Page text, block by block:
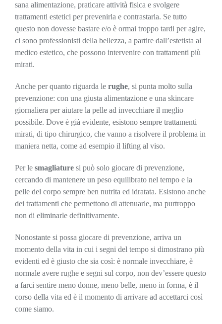
sana alimentazione, praticare attività fisica e svolgere
trattamenti estetici per prevenirla e contrastarla. Se tutto
questo non dovesse bastare e/o è ormai troppo tardi per agire,
ci sono professionisti della bellezza, a partire dall’estetista al
medico estetico, che possono intervenire con trattamenti più
mirati.
Anche per quanto riguarda le rughe, si punta molto sulla
prevenzione: con una giusta alimentazione e una skincare
giornaliera per aiutare la pelle ad invecchiare il meglio
possibile. Dove è già evidente, esistono sempre trattamenti
mirati, di tipo chirurgico, che vanno a risolvere il problema in
maniera netta, come ad esempio il lifting al viso.
Per le smagliature si può solo giocare di prevenzione,
cercando di mantenere un peso equilibrato nel tempo e la
pelle del corpo sempre ben nutrita ed idratata. Esistono anche
dei trattamenti che permettono di attenuarle, ma purtroppo
non di eliminarle definitivamente.
Nonostante si possa giocare di prevenzione, arriva un
momento della vita in cui i segni del tempo si dimostrano più
evidenti ed è giusto che sia così: è normale invecchiare, è
normale avere rughe e segni sul corpo, non dev’essere questo
a farci sentire meno donne, meno belle, meno in forma, è il
corso della vita ed è il momento di arrivare ad accettarci così
come siamo.